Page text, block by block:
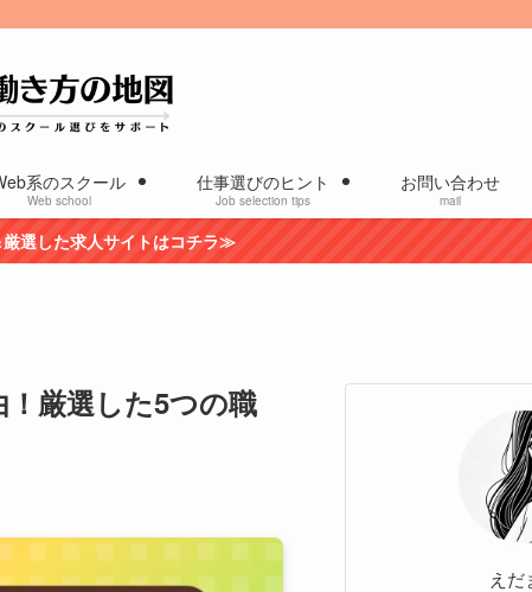
系のスクール
Web school
仕事選びのヒント
Job selection tips
お問い合わせ
mail
選した求人サイトはコチラ≫
厳選した5つの職
えだ